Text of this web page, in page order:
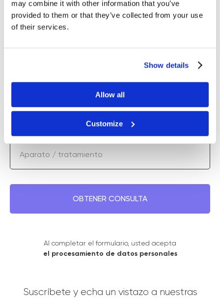
may combine it with other information that you’ve
provided to them or that they’ve collected from your use
of their services.
Show details
Allow all
Customize
Nombre
Correo electrónico
Aparato / tratamiento
OBTENER CONSULTA
Al completar el formulario, usted acepta
el procesamiento de datos personales
Suscríbete y echa un vistazo a nuestras